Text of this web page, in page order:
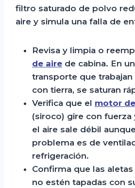
filtro saturado de polvo
aire y simula una falla de
Revisa y limpia o
de aire de cabina. En
transporte que trabajan
con tierra, se saturan
Verifica que el motor
(siroco) gire con fuerza
el aire sale débil
problema es de
refrigeración.
Confirma que las
no estén tapadas con